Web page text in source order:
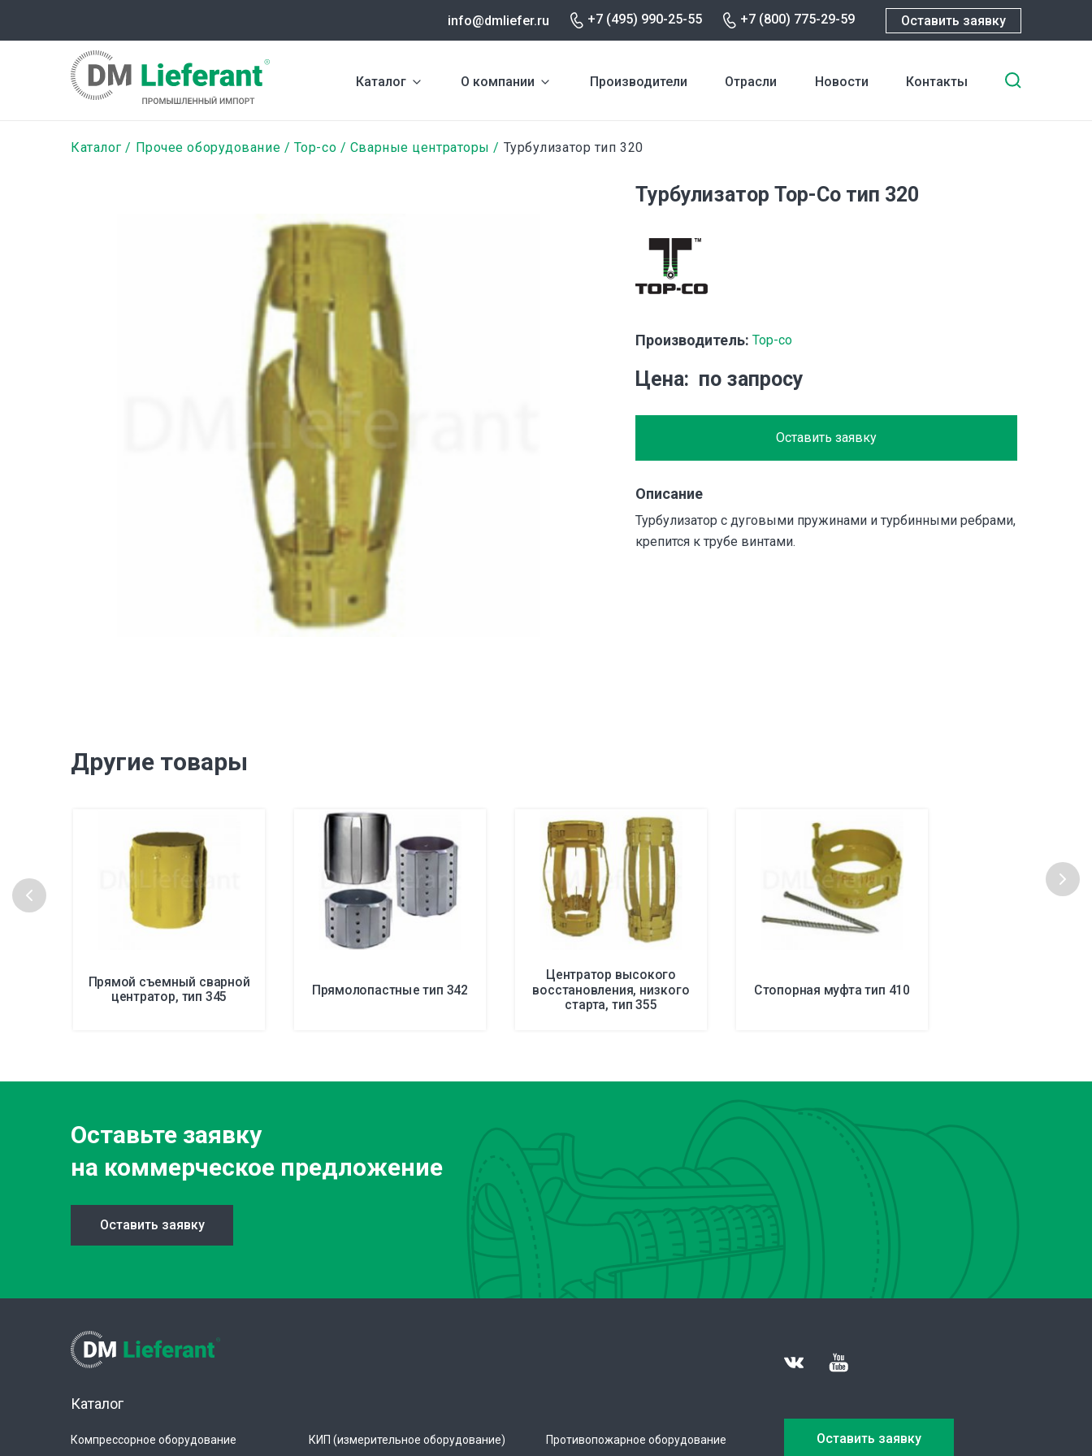
содержанию
info@dmliefer.ru +7 (495) 990-25-55 +7 (800) 775-29-59 Оставить заявку
Каталог О компании Производители Отрасли Новости Контакты
Строка
Каталог Прочее оборудование Top-co Сварные центраторы Турбулизатор тип 320
Турбулизатор Тор-Со тип 320
Производитель: Top-co
Цена по запросу
Оставить заявку
Описание
Турбулизатор с дуговыми пружинами и турбинными ребрами,
крепится к трубе винтами.
Другие товары
Прямой съемный сварной
центратор, тип 345 Прямолопастные тип 342
Центратор высокого
восстановления, низкого
старта, тип 355
Стопорная муфта тип 410
Оставьте заявку
на коммерческое предложение
Оставить заявку
Каталог
Компрессорное оборудование
КИП (измерительное оборудование)
Противопожарное оборудование
Оставить заявку